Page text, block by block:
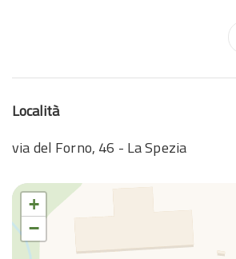
Lavatrice
Letto matrimoniale
Macchina caffè/te
Nozioni di base sulla cucina
Parcheggio
Parcheggio gratuito
Località
via del Forno, 46 - La Spezia
+
−